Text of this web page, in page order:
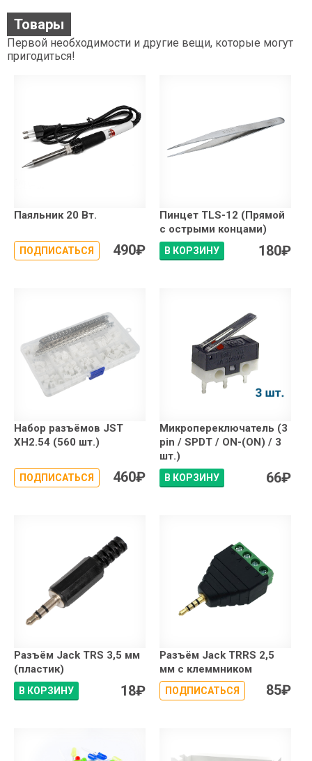
Товары
Первой необходимости и другие вещи, которые могут
пригодиться!
Паяльник 20 Вт.
ПОДПИСАТЬСЯ 490₽
Пинцет TLS-12 (Прямой
с острыми концами)
В КОРЗИНУ 180₽
Набор разъёмов JST
XH2.54 (560 шт.)
ПОДПИСАТЬСЯ 460₽
Микропереключатель (3
pin / SPDT / ON-(ON) / 3
шт.)
В КОРЗИНУ 66₽
Разъём Jack TRS 3,5 мм
(пластик)
В КОРЗИНУ 18₽
Разъём Jack TRRS 2,5
мм с клеммником
ПОДПИСАТЬСЯ 85₽